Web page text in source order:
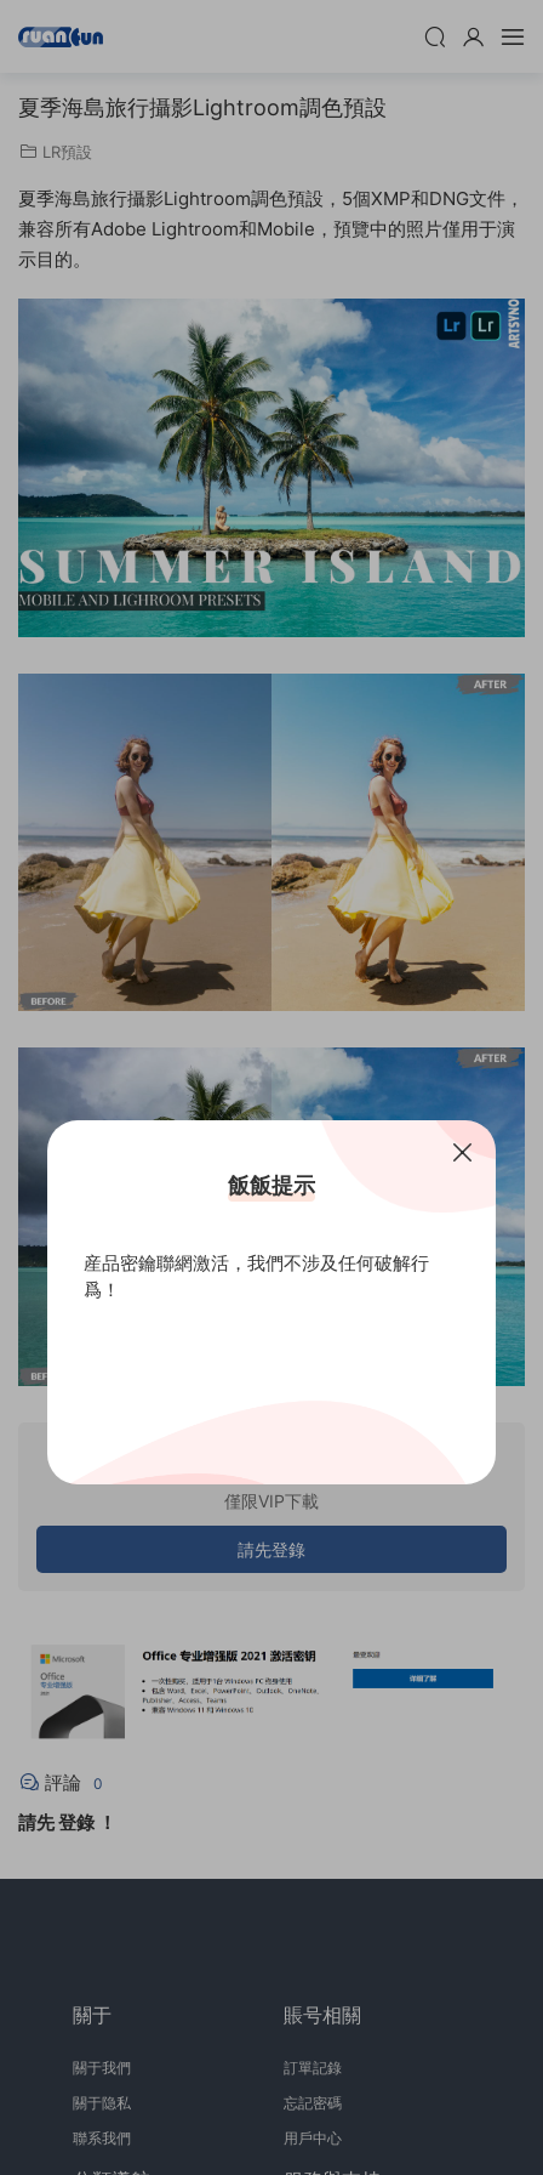
夏季海島旅行攝影Lightroom調色預設
LR預設
夏季海島旅行攝影Lightroom調色預設，5個XMP和DNG文件，
兼容所有Adobe Lightroom和Mobile，預覽中的照片僅用于演
示目的。
僅限VIP下載
請先登錄
評論 0
請先登錄 ！
關于
關于我們
關于隐私
聯系我們
賬号相關
訂單記錄
忘記密碼
用戶中心
飯飯提示
産品密鑰聯網激活，我們不涉及任何破解行
爲！